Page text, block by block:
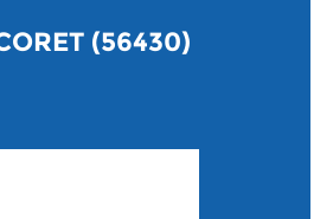
(56430)